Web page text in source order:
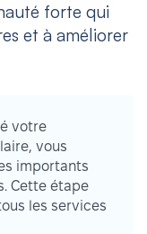
forte qui
et à améliorer
votre
vous
importants
Cette étape
les services